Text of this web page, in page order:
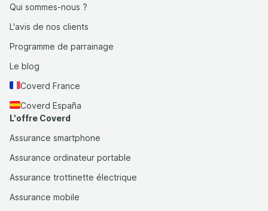
Qui sommes-nous ?
L'avis de nos clients
Programme de parrainage
Le blog
Coverd France
Coverd España
L'offre Coverd
Assurance smartphone
Assurance ordinateur portable
Assurance trottinette électrique
Assurance mobile